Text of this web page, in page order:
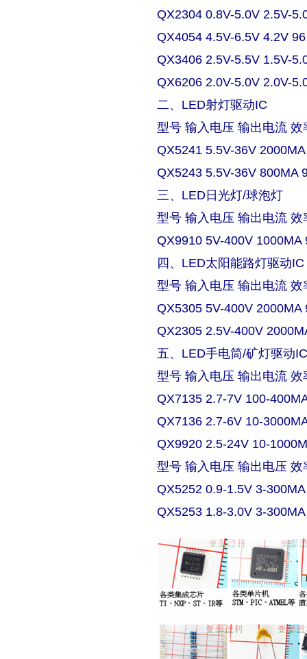
QX2304 0.8V-5.0V 2.5V-
QX4054 4.5V-6.5V 4.2V
QX3406 2.5V-5.5V 1.5V-
QX6206 2.0V-5.0V 2.0V-
二、LED射灯驱动IC
型号 输入电压 输出电流 效
QX5241 5.5V-36V
QX5243 5.5V-36V 800MA
三、LED日光灯/球泡灯
型号 输入电压 输出电流 效
QX9910 5V-400V 1000MA
四、LED太阳能路灯驱动IC
型号 输入电压 输出电流 效
QX5305 5V-400V 2000MA
QX2305 2.5V-400V
五、LED手电筒/矿灯驱动
型号 输入电压 输出电流 效
QX7135 2.7-7V 100-
QX7136 2.7-6V 10-
QX9920 2.5-24V 10-
型号 输入电压 输出电压 效
QX5252 0.9-1.5V 3-
QX5253 1.8-3.0V 3-